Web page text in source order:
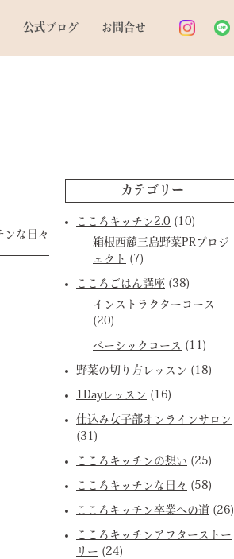
公式ブログ お問合せ
ンな日々
カテゴリー
こころキッチン2.0 (10)
箱根西麓三島野菜PRプロジ
ェクト (7)
こころごはん講座 (38)
インストラクターコース
(20)
ベーシックコース (11)
野菜の切り方レッスン (18)
1Dayレッスン (16)
仕込み女子部オンラインサロン
(31)
こころキッチンの想い (25)
こころキッチンな日々 (58)
こころキッチン卒業への道 (26)
こころキッチンアフターストー
リー (24)